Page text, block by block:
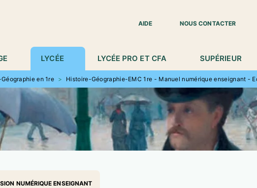
AIDE
NOUS CONTACTER
LYCÉE LYCÉE PRO ET CFA SUPÉRIEUR
en 1re > Histoire-Géographie-EMC 1re - Manuel numérique enseignant -
NUMÉRIQUE ENSEIGNANT